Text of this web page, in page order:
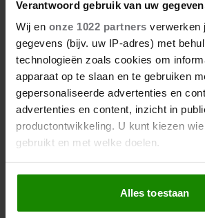
Verantwoord gebruik van uw
Wij en onze 1022 partners verwerken
gegevens (bijv. uw IP-adres) met
technologieën zoals cookies om
apparaat op te slaan en te gebruiken
gepersonaliseerde advertenties en
advertenties en content, inzicht in
productontwikkeling. U kunt kiezen
gebruikt en met welke doelen.
Als u het toestaat, willen we ook graag:
Informatie verzamelen over uw
locatie, die tot een paar meter
Alles toestaan